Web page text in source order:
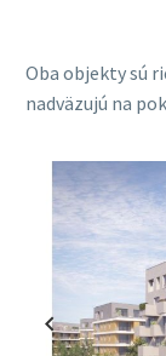
Oba objekty sú
nadväzujú na